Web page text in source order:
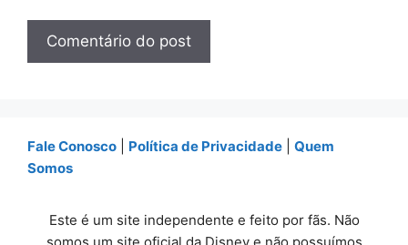
Fale Conosco Política de Privacidade
Quem
Somos
Este é um site independente e feito por fãs. Não